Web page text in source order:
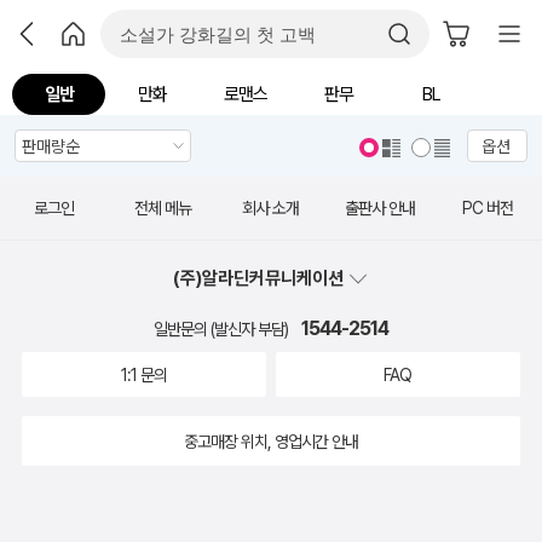
일반 만화 로맨스 판무 BL
옵션
로그인 전체 메뉴 회사 소개 출판사 안내 PC 버전
(주)알라딘커뮤니케이션
일반문의 (발신자 부담) 1544-2514
1:1 문의 FAQ
중고매장 위치, 영업시간 안내